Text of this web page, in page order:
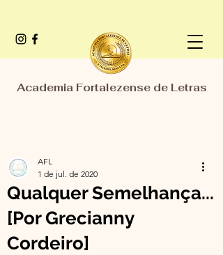
Academia Fortalezense de Letras
Qualquer Semelhança...
[Por Grecianny
Cordeiro]
AFL
1 de jul. de 2020